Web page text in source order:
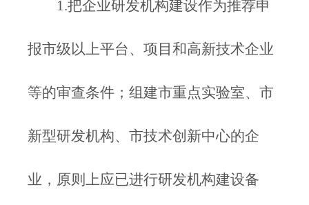
1.把企业研发机构建设作为推荐申
报市级以上平台、项目和高新技术企业
等的审查条件；组建市重点实验室、市
新型研发机构、市技术创新中心的企
业，原则上应已进行研发机构建设备